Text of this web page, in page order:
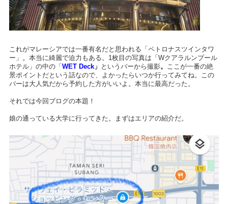
これがマレーシアでは一番有名だと思われる「ペトロナスツインタワ
ー」。本当に綺麗で迫力もある。1枚目の写真は「Wクアラルンプール
ホテル」の中の「 WET Deck」 というバーから撮影。 ここが一番の絶
景ポイントだという話なので、よかったら いつか行ってみてね。この
バーは大人気だから予約した方がいいよ。本当に最高だった。
それでは今回ブログの本題！
娘の通っている大学に行ってきた。まずはエリアの紹介だ。